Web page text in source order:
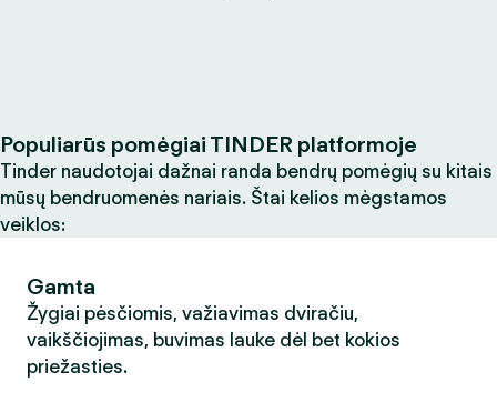
Populiarūs pomėgiai TINDER platformoje
Tinder naudotojai dažnai randa bendrų pomėgių su kitais
mūsų bendruomenės nariais. Štai kelios mėgstamos
veiklos:
Gamta
Žygiai pėsčiomis, važiavimas dviračiu,
vaikščiojimas, buvimas lauke dėl bet kokios
priežasties.